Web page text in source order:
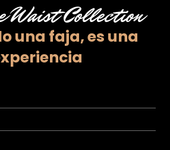
Waist Collection
una faja,es una